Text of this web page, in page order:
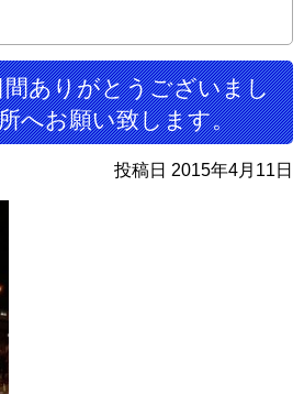
間ありがとうございまし
へお願い致します。
投稿日 2015年4月11日